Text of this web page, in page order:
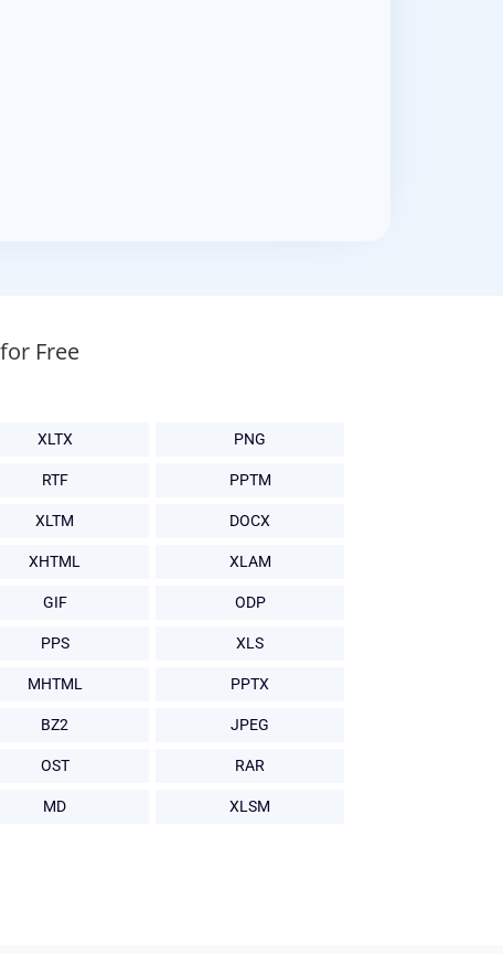
Free
XLTX PNG
RTF PPTM
XLTM DOCX
XHTML XLAM
GIF ODP
PPS XLS
MHTML PPTX
BZ2 JPEG
OST RAR
MD XLSM